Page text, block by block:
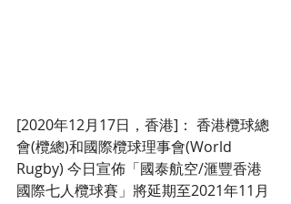
[2020年12月17日，香港] ： 香港欖球總
會(欖總)和國際欖球理事會(World
Rugby) 今日宣佈「國泰航空/滙豐香港
國際七人欖球賽」將延期至2021年11月